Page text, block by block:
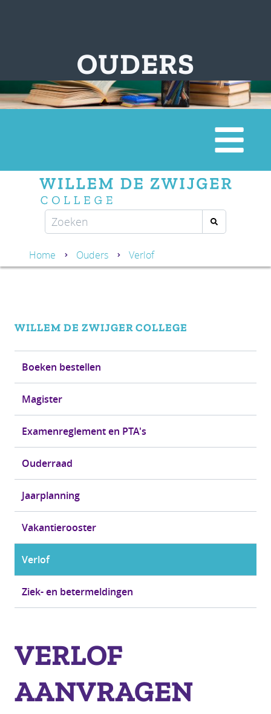
OUDERS
Home Ouders Verlof
WILLEM DE ZWIJGERCOLLEGE
Boeken bestellen
Magister
Examenreglement en PTA's
Ouderraad
Jaarplanning
Vakantierooster
Verlof
Ziek- en betermeldingen
VERLOF
AANVRAGEN